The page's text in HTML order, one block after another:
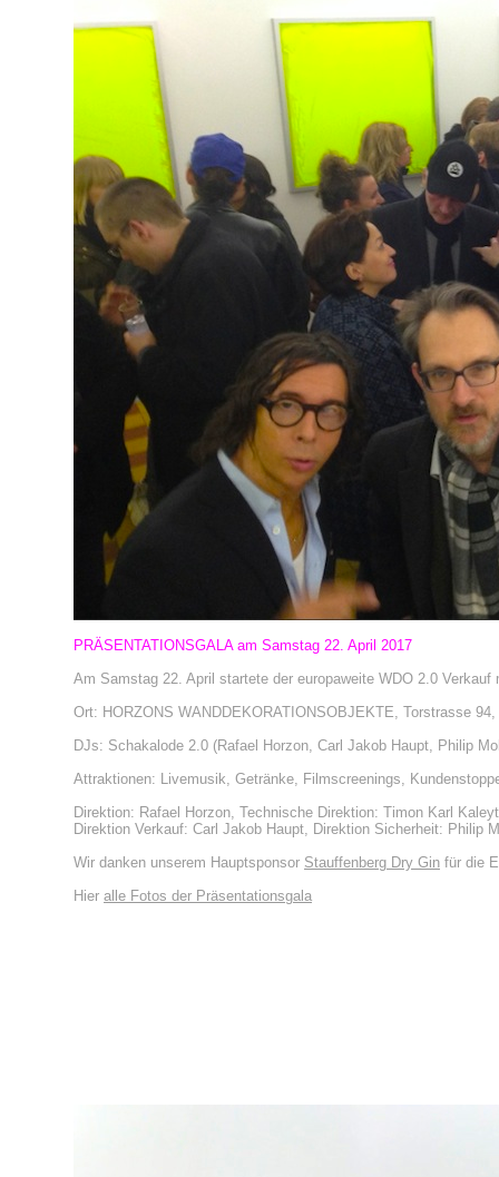
PRÄSENTATIONSGALA am Samstag 22. April 2017
Am Samstag 22. April startete der europaweite WDO 2.0
Ort: HORZONS WANDDEKORATIONSOBJEKTE, Torstrasse 94,
DJs: Schakalode 2.0 (Rafael Horzon, Carl Jakob Haupt, Philip
Attraktionen: Livemusik, Getränke, Filmscreenings,
Direktion: Rafael Horzon, Technische Direktion: Timon Karl
Direktion Verkauf: Carl Jakob Haupt, Direktion Sicherheit: Philip
Wir danken unserem Hauptsponsor Stauffenberg Dry Gin für die
Hier alle Fotos der Präsentationsgala